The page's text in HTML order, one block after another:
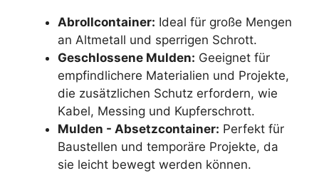
Abrollcontainer: Ideal für große Mengen
an Altmetall und sperrigen Schrott.
Geschlossene Mulden: Geeignet für
empfindlichere Materialien und Projekte,
die zusätzlichen Schutz erfordern, wie
Kabel, Messing und Kupferschrott.
Mulden - Absetzcontainer: Perfekt für
Baustellen und temporäre Projekte, da
sie leicht bewegt werden können.